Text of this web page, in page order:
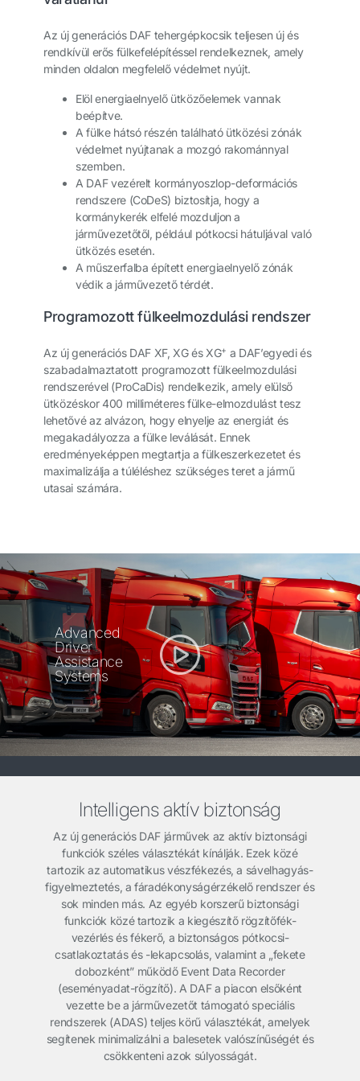
Az új generációs DAF tehergépkocsik teljesen új és
rendkívül erős fülkefelépítéssel rendelkeznek, amely
minden oldalon megfelelő védelmet nyújt.
Elöl energiaelnyelő ütközőelemek vannak
beépítve.
A fülke hátsó részén található ütközési zónák
védelmet nyújtanak a mozgó rakománnyal
szemben.
A DAF vezérelt kormányoszlop-deformációs
rendszere (CoDeS) biztosítja, hogy a
kormánykerék elfelé mozduljon a
járművezetőtől, például pótkocsi hátuljával való
ütközés esetén.
A műszerfalba épített energiaelnyelő zónák
védik a járművezető térdét.
Programozott fülkeelmozdulási rendszer
Az új generációs DAF XF, XG és XG+ a DAF’egyedi és
szabadalmaztatott programozott fülkeelmozdulási
rendszerével (ProCaDis) rendelkezik, amely elülső
ütközéskor 400 milliméteres fülke-elmozdulást tesz
lehetővé az alvázon, hogy elnyelje az energiát és
megakadályozza a fülke leválását. Ennek
eredményeképpen megtartja a fülkeszerkezetet és
maximalizálja a túléléshez szükséges teret a jármű
utasai számára.
Advanced
Driver
Assistance
Systems
Intelligens aktív biztonság
Az új generációs DAF járművek az aktív biztonsági
funkciók széles választékát kínálják. Ezek közé
tartozik az automatikus vészfékezés, a sávelhagyás-
figyelmeztetés, a fáradékonyságérzékelő rendszer és
sok minden más. Az egyéb korszerű biztonsági
funkciók közé tartozik a kiegészítő rögzítőfék-
vezérlés és fékerő, a biztonságos pótkocsi-
csatlakoztatás és -lekapcsolás, valamint a „fekete
dobozként” működő Event Data Recorder
(eseményadat-rögzítő). A DAF a piacon elsőként
vezette be a járművezetőt támogató speciális
rendszerek (ADAS) teljes körű választékát, amelyek
segítenek minimalizálni a balesetek valószínűségét és
csökkenteni azok súlyosságát.